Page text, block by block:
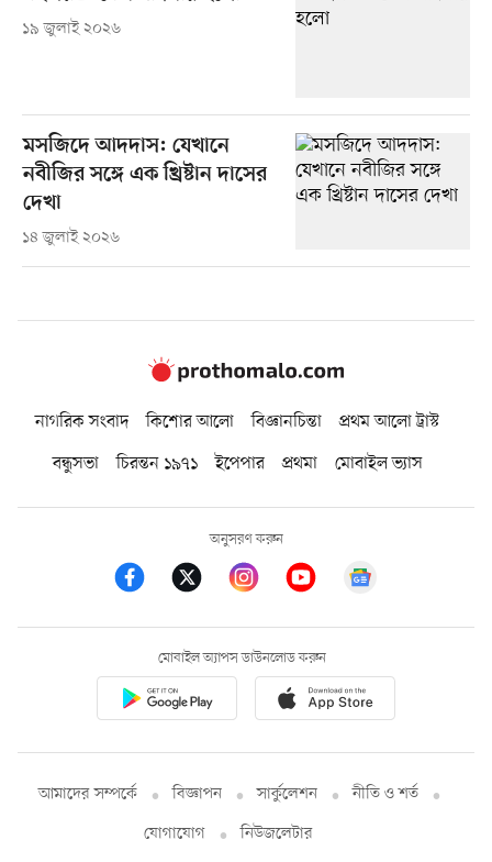
১৯ জুলাই ২০২৬
মসজিদে আদদাস: যেখানে
নবীজির সঙ্গে এক খ্রিষ্টান দাসের
দেখা
১৪ জুলাই ২০২৬
নাগরিক সংবাদ কিশোর আলো বিজ্ঞানচিন্তা
প্রথম আলো ট্রাস্ট
বন্ধুসভা
চিরন্তন ১৯৭১ ইপেপার প্রথমা মোবাইল ভ্যাস
অনুসরণ করুন
মোবাইল অ্যাপস ডাউনলোড করুন
আমাদের সম্পর্কে বিজ্ঞাপন সার্কুলেশন
নীতি ও শর্ত
যোগাযোগ
নিউজলেটার